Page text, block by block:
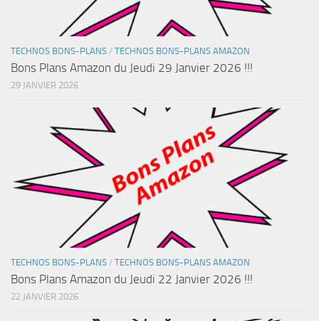
TECHNOS BONS-PLANS / TECHNOS BONS-PLANS AMAZON
Bons Plans Amazon du Jeudi 29 Janvier 2026 !!!
29 JANVIER 2026
TECHNOS BONS-PLANS / TECHNOS BONS-PLANS AMAZON
Bons Plans Amazon du Jeudi 22 Janvier 2026 !!!
22 JANVIER 2026